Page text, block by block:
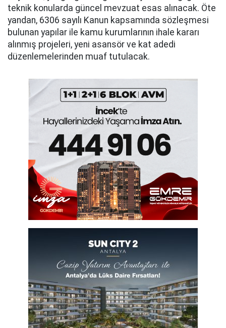
teknik konularda güncel mevzuat esas alınacak. Öte
yandan, 6306 sayılı Kanun kapsamında sözleşmesi
bulunan yapılar ile kamu kurumlarının ihale kararı
alınmış projeleri, yeni asansör ve kat adedi
düzenlemelerinden muaf tutulacak.